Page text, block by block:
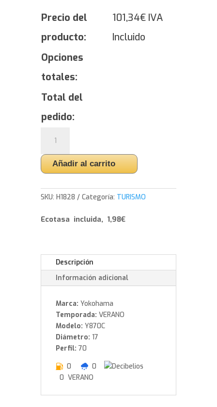
Precio del
producto:
101,34€ IVA
Incluido
Opciones
totales:
Total del
pedido:
Y870C
-
T125/70/17
M
cantidad
Añadir al carrito
SKU:H1828 Categoría: TURISMO
Ecotasa incluida, 1,98€
Descripción
Información adicional
Marca: Yokohama
Temporada: VERANO
Modelo: Y870C
Diámetro: 17
Perfil: 70
0
0
0 VERANO